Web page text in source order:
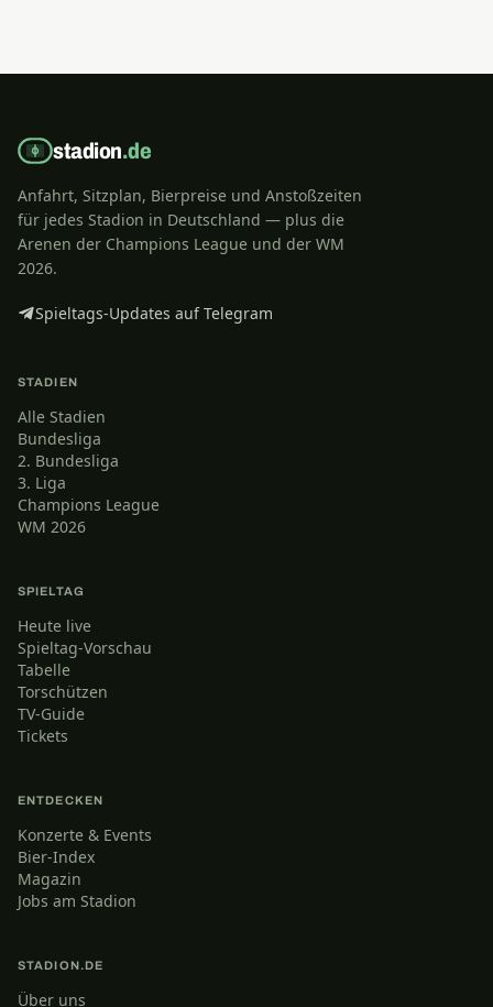
stadion.de
Anfahrt, Sitzplan, Bierpreise und Anstoßzeiten
für jedes Stadion in Deutschland — plus die
Arenen der Champions League und der WM
2026.
Spieltags-Updates auf Telegram
STADIEN
Alle Stadien
Bundesliga
2. Bundesliga
3. Liga
Champions League
WM 2026
SPIELTAG
Heute live
Spieltag-Vorschau
Tabelle
Torschützen
TV-Guide
Tickets
ENTDECKEN
Konzerte & Events
Bier-Index
Magazin
Jobs am Stadion
STADION.DE
Über uns